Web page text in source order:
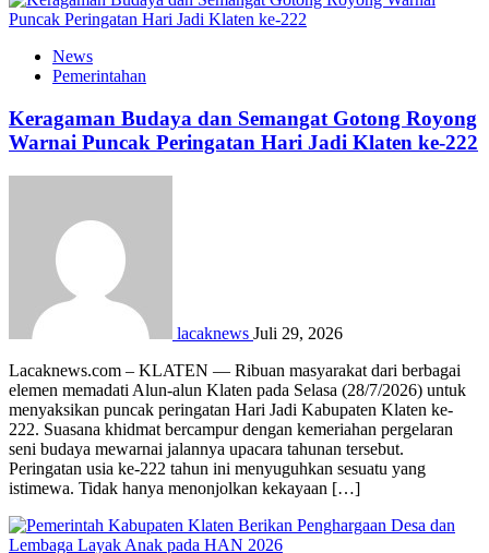
News
Pemerintahan
Keragaman Budaya dan Semangat Gotong Royong
Warnai Puncak Peringatan Hari Jadi Klaten ke-222
lacaknews Juli 29, 2026
Lacaknews.com – KLATEN — Ribuan masyarakat dari berbagai
elemen memadati Alun-alun Klaten pada Selasa (28/7/2026) untuk
menyaksikan puncak peringatan Hari Jadi Kabupaten Klaten ke-
222. Suasana khidmat bercampur dengan kemeriahan pergelaran
seni budaya mewarnai jalannya upacara tahunan tersebut.
Peringatan usia ke-222 tahun ini menyuguhkan sesuatu yang
istimewa. Tidak hanya menonjolkan kekayaan […]